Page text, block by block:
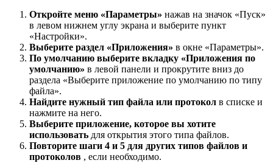
Откройте меню «Параметры» нажав на значок «Пуск»
в левом нижнем углу экрана и выберите пункт
«Настройки».
Выберите раздел «Приложения» в окне «Параметры».
По умолчанию выберите вкладку «Приложения по
умолчанию» в левой панели и прокрутите вниз до
раздела «Выберите приложение по умолчанию по типу
файла».
Найдите нужный тип файла или протокол в списке и
нажмите на него.
Выберите приложение, которое вы хотите
использовать для открытия этого типа файлов.
Повторите шаги 4 и 5 для других типов файлов и
протоколов , если необходимо.